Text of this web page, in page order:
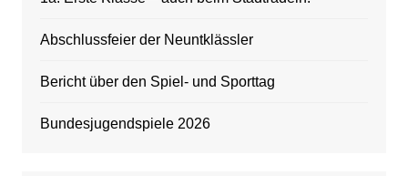
Abschlussfeier der Neuntklässler
Bericht über den Spiel- und Sporttag
Bundesjugendspiele 2026